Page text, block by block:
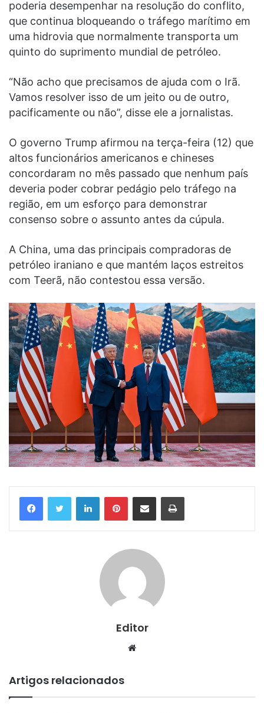
poderia desempenhar na resolução do conflito,
que continua bloqueando o tráfego marítimo em
uma hidrovia que normalmente transporta um
quinto do suprimento mundial de petróleo.
“Não acho que precisamos de ajuda com o Irã.
Vamos resolver isso de um jeito ou de outro,
pacificamente ou não”, disse ele a jornalistas.
O governo Trump afirmou na terça-feira (12) que
altos funcionários americanos e chineses
concordaram no mês passado que nenhum país
deveria poder cobrar pedágio pelo tráfego na
região, em um esforço para demonstrar
consenso sobre o assunto antes da cúpula.
A China, uma das principais compradoras de
petróleo iraniano e que mantém laços estreitos
com Teerã, não contestou essa versão.
LinkedinPinterestCompartilhar via e-mail Imprimir
Editor
Website
Artigos relacionados